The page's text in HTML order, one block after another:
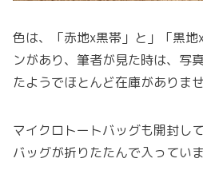
色は、「赤地x黒帯」と」「黒
ンがあり、筆者が見た時は、写
たようでほとんど在庫がありま
マイクロトートバッグも開封し
バッグが折りたたんで入っていま